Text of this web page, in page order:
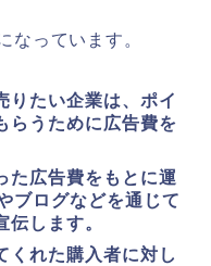
なっています。
りたい企業は、ポイ
らうために広告費を
た広告費をもとに運
ブログなどを通じて
します。
くれた購入者に対し